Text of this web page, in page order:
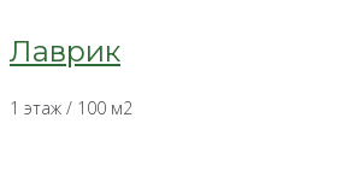
Лаврик
1 этаж / 100 м2